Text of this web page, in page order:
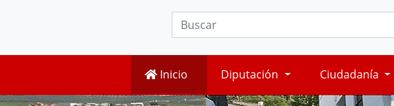
Inicio Diputación Ciudadanía